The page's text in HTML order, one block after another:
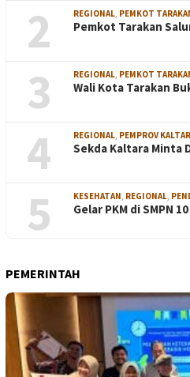
2 REGIONAL PEMKOT
Pemkot Tarakan
3 REGIONAL PEMKOT
Wali Kota Tarakan
4 REGIONAL PEMPROV
Sekda Kaltara Minta
5 KESEHATAN REGIONAL
Gelar PKM di SMPN
PEMERINTAH